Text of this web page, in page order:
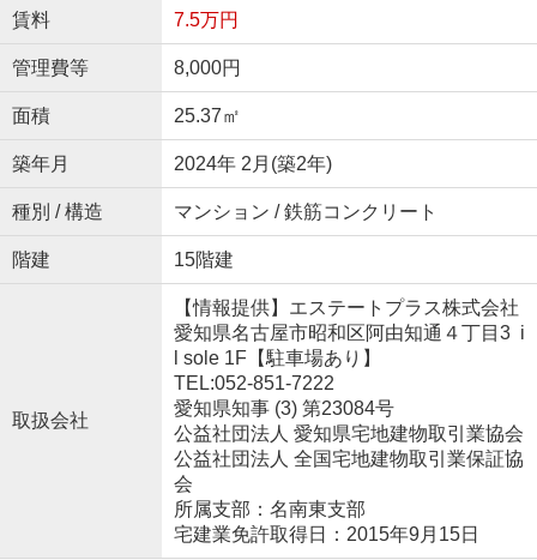
賃料 7.5万円
管理費等 8,000円
面積 25.37㎡
築年月 2024年 2月(築2年)
種別 / 構造 マンション / 鉄筋コンクリート
階建 15階建
取扱会社
【情報提供】エステートプラス株式会社
愛知県名古屋市昭和区阿由知通４丁目3 i
l sole 1F【駐車場あり】
TEL:052-851-7222
愛知県知事 (3) 第23084号
公益社団法人 愛知県宅地建物取引業協会
公益社団法人 全国宅地建物取引業保証協
会
所属支部：名南東支部
宅建業免許取得日：2015年9月15日